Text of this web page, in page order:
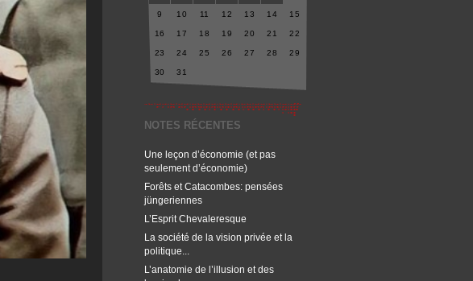
9 10 11 12 13 14 15
16 17 18 19 20 21 22
23 24 25 26 27 28 29
30 31
NOTES RÉCENTES
Une leçon d’économie (et pas
seulement d’économie)
Forêts et Catacombes: pensées
jüngeriennes
L’Esprit Chevaleresque
La société de la vision privée et la
politique...
L’anatomie de l’illusion et des